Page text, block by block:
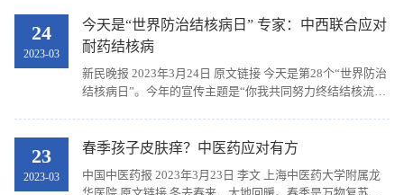
24
2023-03
今天是“世界防治结核病日” 专家：中西联合应对
耐药结核病
新民晚报 2023年3月24日 原文链接 今天是第28个“世界防治
结核病日”。今年的宣传主题是“你我共同努力终结结核流
23
2023-03
春季孩子皮肤痒？中医药应对有方
中国中医药报 2023年3月23日 李文 上海中医药大学附属龙